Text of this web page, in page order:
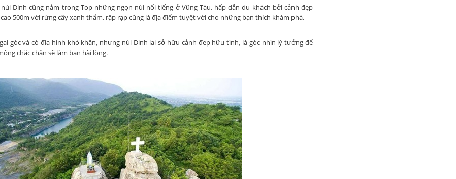
Dinh cũng nằm trong Top những ngọn núi nổi tiếng ở Vũng Tàu, hấp dẫn du khách bởi cảnh đẹp
500m với rừng cây xanh thẩm, rập rạp cũng là địa điểm tuyệt vời cho những bạn thích khám phá.
góc và có địa hình khó khăn, nhưng núi Dinh lại sở hữu cảnh đẹp hữu tình, là góc nhìn lý tưởng để
chắc chắn sẽ làm bạn hài lòng.